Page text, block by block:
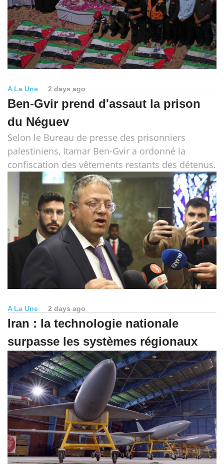
A La Une 2 days ago
Ben-Gvir prend d'assaut la prison
du Néguev
Selon le Bureau de presse des prisonniers
palestiniens, Itamar Ben-Gvir a ordonné la
confiscation des vêtements restants des détenus.
A La Une 2 days ago
Iran : la technologie nationale
surpasse les systèmes régionaux